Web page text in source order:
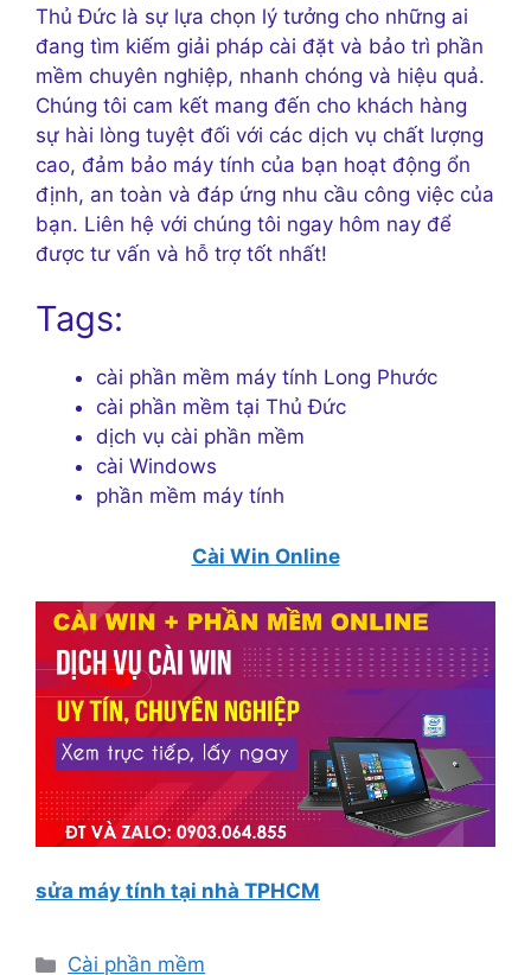
Thủ Đức là sự lựa chọn lý tưởng cho những ai
đang tìm kiếm giải pháp cài đặt và bảo trì phần
mềm chuyên nghiệp, nhanh chóng và hiệu quả.
Chúng tôi cam kết mang đến cho khách hàng
sự hài lòng tuyệt đối với các dịch vụ chất lượng
cao, đảm bảo máy tính của bạn hoạt động ổn
định, an toàn và đáp ứng nhu cầu công việc của
bạn. Liên hệ với chúng tôi ngay hôm nay để
được tư vấn và hỗ trợ tốt nhất!
Tags:
cài phần mềm máy tính Long Phước
cài phần mềm tại Thủ Đức
dịch vụ cài phần mềm
cài Windows
phần mềm máy tính
Cài Win Online
sửa máy tính tại nhà TPHCM
Danh
Cài phần mềm